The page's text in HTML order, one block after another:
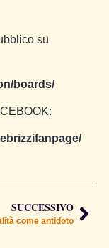
su
boards/
SUCCESSIVO
come antidoto